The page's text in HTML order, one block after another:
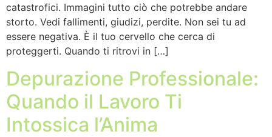
catastrofici. Immagini tutto ciò che potrebbe andare
storto. Vedi fallimenti, giudizi, perdite. Non sei tu ad
essere negativa. È il tuo cervello che cerca di
proteggerti. Quando ti ritrovi in […]
Depurazione Professionale:
Quando il Lavoro Ti
Intossica l’Anima